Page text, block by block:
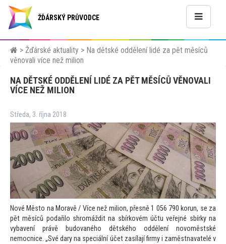
ŽĎÁRSKÝ PRŮVODCE
> Žďárské aktuality > Na dětské oddělení lidé za pět měsíců
věnovali více než milion
NA DĚTSKÉ ODDĚLENÍ LIDÉ ZA PĚT MĚSÍCŮ VĚNOVALI
VÍCE NEŽ MILION
Středa, 3. října 2018
Nové Město na Moravě / Více než milion, přesně 1 056 790 korun, se za
pět měsíců podařilo shromáždit na sbírkovém účtu veřejné sbírky na
vybavení právě budovaného dětského oddělení novoměstské
nemocnice. „Své dary na speciální účet zasílají firmy i zaměstnavatelé v